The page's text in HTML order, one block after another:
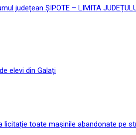
județean ȘIPOTE – LIMITA
elevi din Galați
licitație toate mașinile abandonate pe